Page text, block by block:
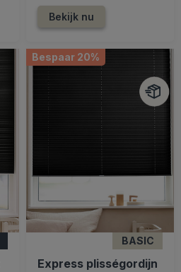
Bekijk nu
Bespaar 20%
BASIC
Express plisségordijn